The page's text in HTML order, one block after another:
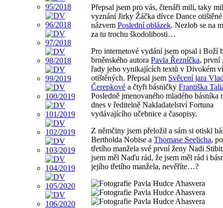
Přepsal jsem pro vás, čtenáři milí, taky
vyznání Jirky Žáčka dívce Dance
názvem Poslední oblázek. Nezlob se na
za tu trochu škodolibosti…
Pro internetové vydání jsem opsal i Boží
brněnského autora Pavla Řezníčka, první
řady jeho vynikajících textů v Divokém
otištěných. Přepsal jsem Svěcení jara
Čerepkové a čtyři básničky Františka
Posledně jmenovaného mladého básníka
dnes v ředitelně Nakladatelství Fortuna
vydávajícího učebnice a časopisy.
Z němčiny jsem přeložil a sám si otiskl
Bertholda Nobise a Thomase Seelicha,
třetího manžela své první ženy Nadi
jsem měl Naďu rád, že jsem měl rád i
jejího třetího manžela, nevěříte…?